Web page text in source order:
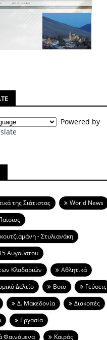
Powered by
της Σιάτιστας
World News
- Στυλιανάκη
Αυγούστου
Κλαδαριών
Αθλητικά
Δελτίο
Βοϊο
Γεύσεις
Δ. Μακεδονία
Διακοπές
Εργασία
Φαινόμενα
Καιρός